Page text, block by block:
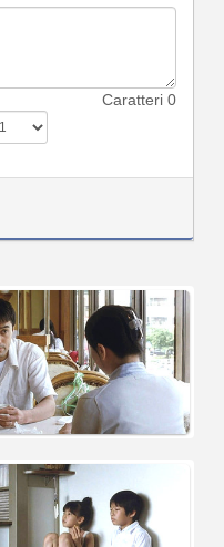
Caratteri 0